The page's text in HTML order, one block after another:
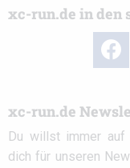
xc-run.de in den
xc-run.de
Du willst immer auf
dich für unseren